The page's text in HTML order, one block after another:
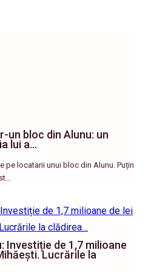
un bloc din Alunu: un
lui a…
pe locatarii unui bloc din Alunu. Puțin
Investiție de 1,7 milioane
Lucrările la